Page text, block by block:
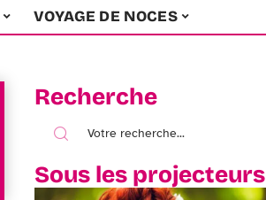
VOYAGE DE NOCES
Recherche
Sous les projecteurs